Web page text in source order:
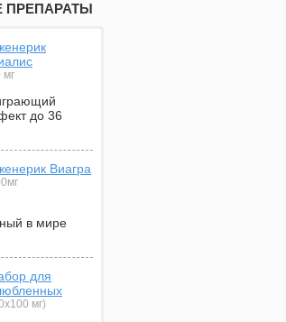
ПРЕПАРАТЫ
мг
до 36
Виагра
в мире
для
мг)